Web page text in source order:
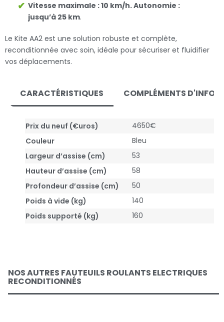
Vitesse maximale : 10 km/h. Autonomie :
jusqu’à 25 km.
Le Kite AA2 est une solution robuste et complète,
reconditionnée avec soin, idéale pour sécuriser et fluidifier
vos déplacements.
CARACTÉRISTIQUES COMPLÉMENTS
Prix du neuf (€uros)
4650€
Couleur
Bleu
Largeur d’assise (cm)
53
Hauteur d’assise (cm)
58
Profondeur d’assise (cm)
50
Poids à vide (kg)
140
Poids supporté (kg)
160
NOS AUTRES FAUTEUILS ROULANTS ELECTRIQUES
RECONDITIONNÉS